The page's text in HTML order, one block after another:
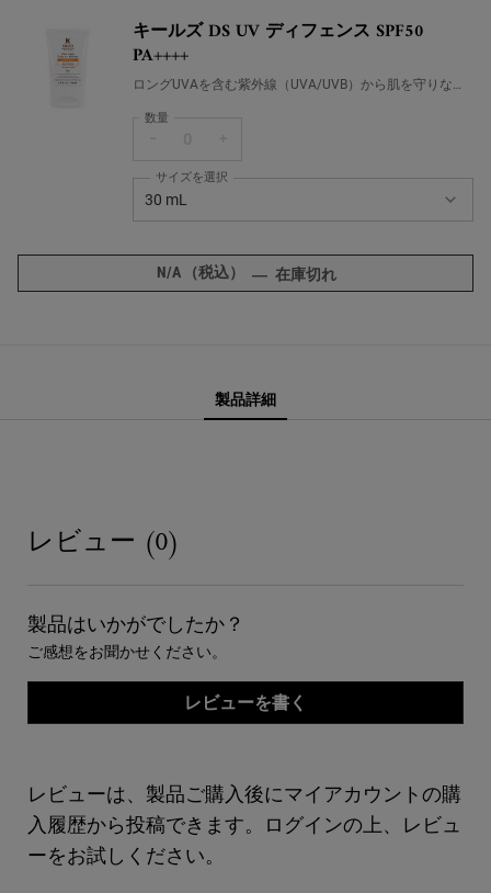
キールズ DS UV ディフェンス SPF50
PA++++
ロングUVAを含む紫外線（UVA/UVB）から肌を守りなが
数量
キールズ DS UV ディフェンス SPF50 PA++++ の サイズ を
30 mL
商品バリエーションは在庫切れです, 30 mL
サイズを選択
N/A （税込） ― 在庫切れ
製品詳細
レビュー (0)
製品はいかがでしたか？
ご感想をお聞かせください。
レビューを書く
レビューは、製品ご購入後にマイアカウントの購
入履歴から投稿できます。ログインの上、レビュ
ーをお試しください。